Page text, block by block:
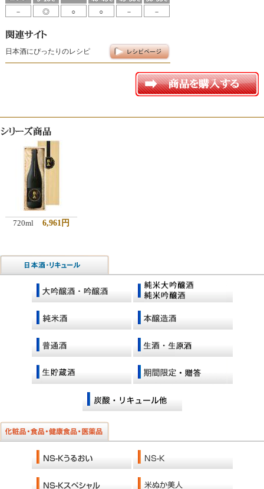
－ ◎ ○ ○ － －
日本酒にぴったりのレシピ
720ml 6,961円